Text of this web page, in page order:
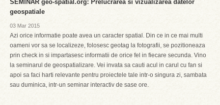
SEMINAR geo-spatial.org: Prelucrarea si vizualizarea datelor
geospatiale
03 Mar 2015
Azi orice informatie poate avea un caracter spatial. Din ce in ce mai multi
oameni vor sa se localizeze, folosesc geotag la fotografii, se pozitioneaza
prin check in si impartasesc informatii de orice fel in fiecare secunda. Vino
la seminarul de geospatializare. Vei invata sa cauti acul in carul cu fan si
apoi sa faci harti relevante pentru proiectele tale intr-o singura zi, sambata
sau duminica, intr-un seminar interactiv de sase ore.